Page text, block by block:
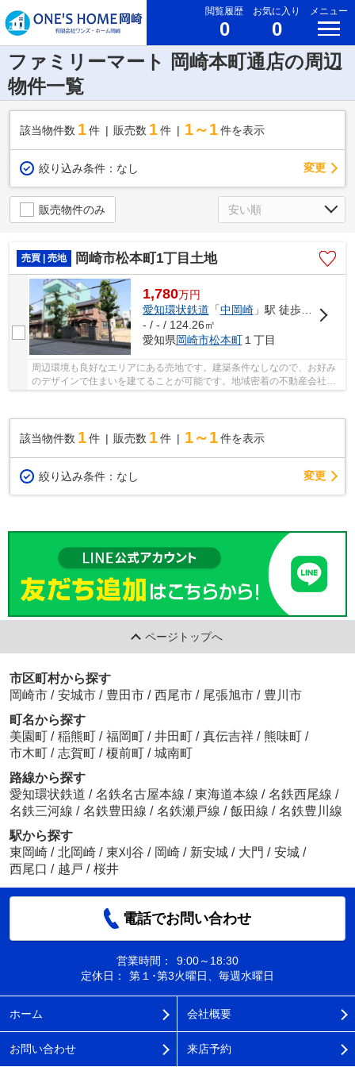
閲覧履歴
0
お気に入り
0
メニュー
ファミリーマート 岡崎本町通店の周辺
物件一覧
該当物件数 1件 販売数 1 件 1～1 件を表示
絞り込み条件： なし 変更
販売物件のみ
売買 | 売地 岡崎市松本町1丁目土地
1,780万円
愛知環状鉄道 「中岡崎」駅 徒歩17分
- / - / 124.26㎡
愛知県岡崎市松本町１丁目
周辺環境も良好なエリアにある売地です。建築条件なしなので、お好み
のデザインで住まいを建てることが可能です。地域密着の不動産会社で
該当物件数 1件 販売数 1 件 1～1 件を表示
絞り込み条件： なし 変更
ページトップへ
市区町村から探す
岡崎市 / 安城市 / 豊田市 / 西尾市 / 尾張旭市 / 豊川市
町名から探す
美園町 / 稲熊町 / 福岡町 / 井田町 / 真伝吉祥 / 熊味町 /
市木町 / 志賀町 / 榎前町 / 城南町
路線から探す
愛知環状鉄道 / 名鉄名古屋本線 / 東海道本線 / 名鉄西尾線 /
名鉄三河線 / 名鉄豊田線 / 名鉄瀬戸線 / 飯田線 / 名鉄豊川線
駅から探す
東岡崎 / 北岡崎 / 東刈谷 / 岡崎 / 新安城 / 大門 / 安城 /
西尾口 / 越戸 / 桜井
電話でお問い合わせ
営業時間：
9:00～18:30
定休日：
第１･第3火曜日、毎週水曜日
ホーム 会社概要
お問い合わせ 来店予約